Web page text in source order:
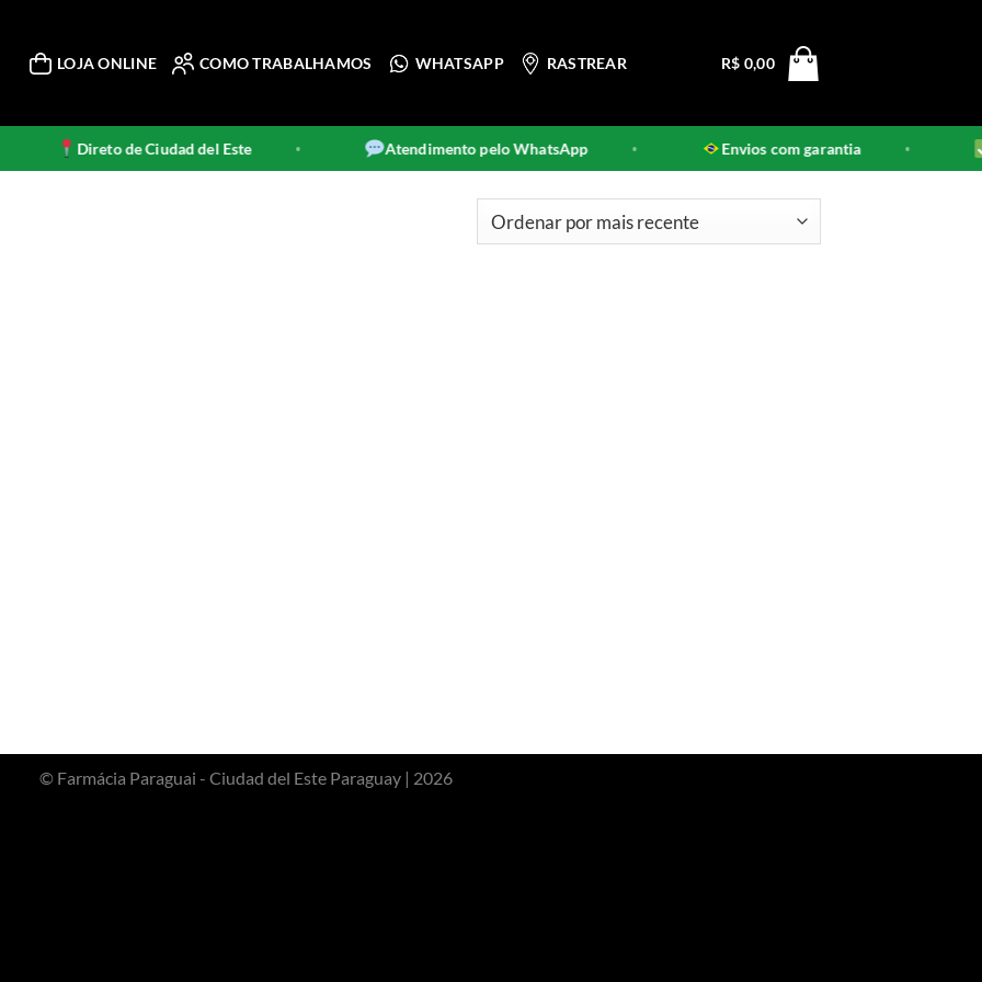
LOJA ONLINE COMO TRABALHAMOS WHATSAPP RASTREAR R$ 0,00
Direto de Ciudad del Este Atendimento pelo WhatsApp Envios com garantia
© Farmácia Paraguai - Ciudad del Este Paraguay | 2026